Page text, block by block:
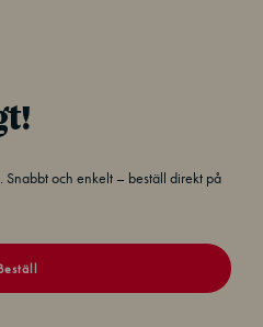
Snabbt och enkelt – beställ direkt på